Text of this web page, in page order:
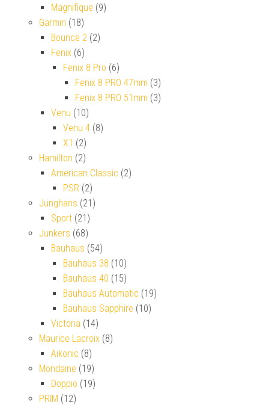
Magnifique (9)
Garmin (18)
Bounce 2 (2)
Fenix (6)
Fenix 8 Pro (6)
Fenix 8 PRO 47mm (3)
Fenix 8 PRO 51mm (3)
Venu (10)
Venu 4 (8)
X1 (2)
Hamilton (2)
American Classic (2)
PSR (2)
Junghans (21)
Sport (21)
Junkers (68)
Bauhaus (54)
Bauhaus 38 (10)
Bauhaus 40 (15)
Bauhaus Automatic (19)
Bauhaus Sapphire (10)
Victoria (14)
Maurice Lacroix (8)
Aikonic (8)
Mondaine (19)
Doppio (19)
PRIM (12)